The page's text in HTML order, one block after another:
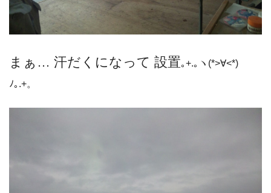
まぁ… 汗だくになって 設置｡+.｡ヽ(*>∀<*)
ﾉ｡.+。